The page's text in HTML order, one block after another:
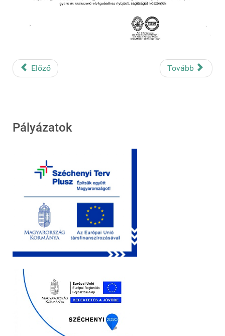
Előző Tovább
Pályázatok